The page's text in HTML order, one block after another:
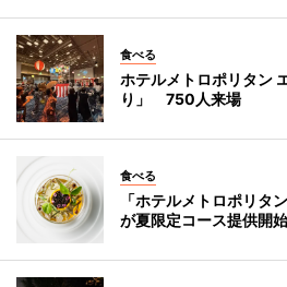
食べる
ホテルメトロポリタン
り」 750人来場
食べる
「ホテルメトロポリタ
が夏限定コース提供開始